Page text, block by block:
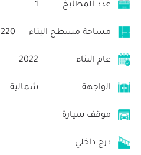
عدد المطابخ 1
مساحة مسطح البناء 220
عام البناء 2022
الواجهة شمالية
موقف سيارة
درج داخلي